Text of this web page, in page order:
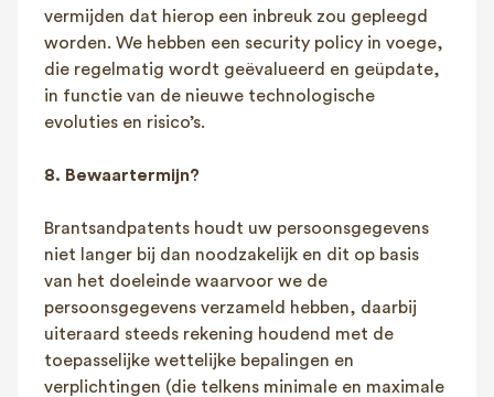
vermijden dat hierop een inbreuk zou gepleegd
worden. We hebben een security policy in voege,
die regelmatig wordt geëvalueerd en geüpdate,
in functie van de nieuwe technologische
evoluties en risico’s.
8. Bewaartermijn?
Brantsandpatents houdt uw persoonsgegevens
niet langer bij dan noodzakelijk en dit op basis
van het doeleinde waarvoor we de
persoonsgegevens verzameld hebben, daarbij
uiteraard steeds rekening houdend met de
toepasselijke wettelijke bepalingen en
verplichtingen (die telkens minimale en maximale